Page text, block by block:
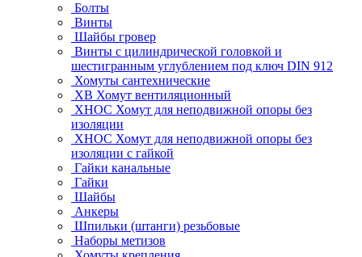
Болты
Винты
Шайбы гровер
Винты с цилиндрической головкой и
шестигранным углублением под ключ DIN 912
Хомуты сантехнические
ХВ Хомут вентиляционный
ХНОС Хомут для неподвижной опоры без
изоляции
ХНОС Хомут для неподвижной опоры без
изоляции с гайкой
Гайки канальные
Гайки
Шайбы
Анкеры
Шпильки (штанги) резьбовые
Наборы метизов